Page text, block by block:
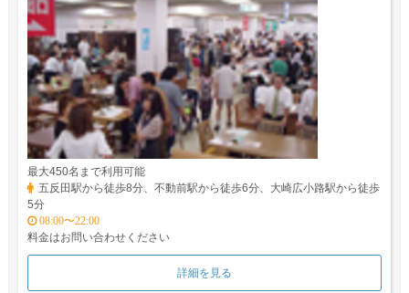
最大450名まで利用可能
五反田駅から徒歩8分、不動前駅から徒歩6分、大崎広小路駅から徒歩
5分
08:00〜22:00
料金はお問い合わせください
詳細を見る